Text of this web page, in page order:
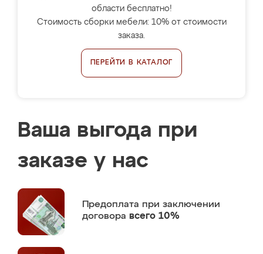
области бесплатно!
Стоимость сборки мебели: 10% от стоимости
заказа.
ПЕРЕЙТИ В КАТАЛОГ
Ваша выгода при
заказе у нас
Предоплата при заключении
договора всего 10%